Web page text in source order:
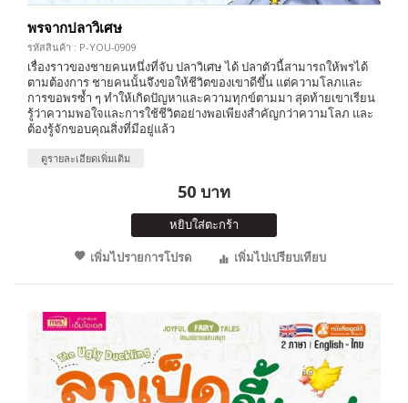
พรจากปลาวิเศษ
รหัสสินค้า : P-YOU-0909
เรื่องราวของชายคนหนึ่งที่จับ ปลาวิเศษ ได้ ปลาตัวนี้สามารถให้พรได้
ตามต้องการ ชายคนนั้นจึงขอให้ชีวิตของเขาดีขึ้น แต่ความโลภและ
การขอพรซ้ำ ๆ ทำให้เกิดปัญหาและความทุกข์ตามมา สุดท้ายเขาเรียน
รู้ว่าความพอใจและการใช้ชีวิตอย่างพอเพียงสำคัญกว่าความโลภ และ
ต้องรู้จักขอบคุณสิ่งที่มีอยู่แล้ว
ดูรายละเอียดเพิ่มเติม
50 บาท
หยิบใส่ตะกร้า
เพิ่มไปรายการโปรด
เพิ่มไปเปรียบเทียบ